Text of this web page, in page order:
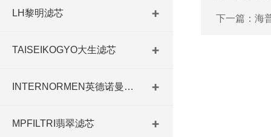
LH黎明滤芯
TAISEIKOGYO大生滤芯
INTERNORMEN英德诺曼滤芯
MPFILTRI翡翠滤芯
下一篇： 海